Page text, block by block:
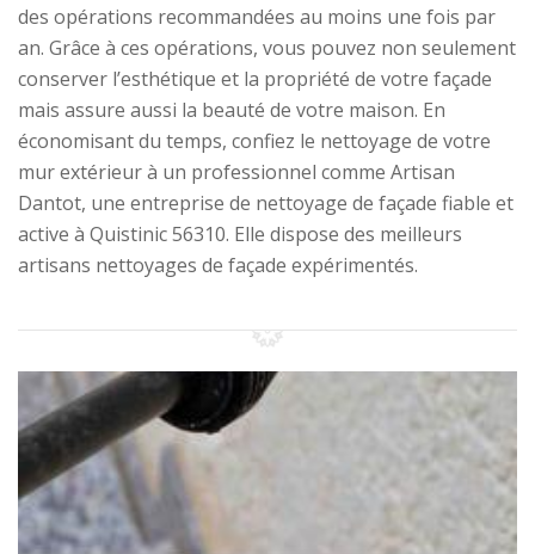
des opérations recommandées au moins une fois par
an. Grâce à ces opérations, vous pouvez non seulement
conserver l’esthétique et la propriété de votre façade
mais assure aussi la beauté de votre maison. En
économisant du temps, confiez le nettoyage de votre
mur extérieur à un professionnel comme Artisan
Dantot, une entreprise de nettoyage de façade fiable et
active à Quistinic 56310. Elle dispose des meilleurs
artisans nettoyages de façade expérimentés.